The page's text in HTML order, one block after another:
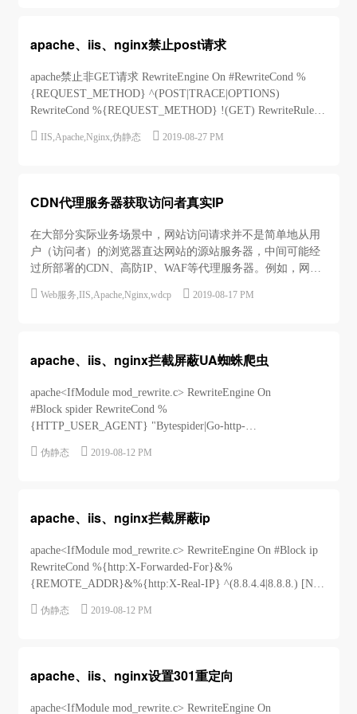
apache、iis、nginx禁止post请求
apache禁止非GET请求 RewriteEngine On #RewriteCond %
{REQUEST_METHOD} ^(POST|TRACE|OPTIONS)
RewriteCond %{REQUEST_METHOD} !(GET) RewriteRule
<matc...
 IIS Apache, Nginx 伪静态  2019-08-27 PM
CDN代理服务器获取访问者真实IP
在大部分实际业务场景中，网站访问请求并不是简单地从用
户（访问者）的浏览器直达网站的源站服务器，中间可能经
过所部署的CDN、高防IP、WAF等代理服务器。例如，网站
服务器。这种情况下，访问请求在经过多层加速或代理转发
 Web服务 IIS Apache, Nginx wdcp  2019-08-17 PM
apache、iis、nginx拦截屏蔽UA蜘蛛爬虫
apache<IfModule mod_rewrite.c> RewriteEngine On
#Block spider RewriteCond %
{HTTP_USER_AGENT} "Bytespider|Go-http-
 伪静态  2019-08-12 PM
apache、iis、nginx拦截屏蔽ip
apache<IfModule mod_rewrite.c> RewriteEngine On #Block ip
RewriteCond %{http:X-Forwarded-For}&%
{REMOTE_ADDR}&%{http:X-Real-IP} ^(8.8.4.4|8.8.8.) [NC]
 伪静态  2019-08-12 PM
apache、iis、nginx设置301重定向
apache<IfModule mod_rewrite.c> RewriteEngine On